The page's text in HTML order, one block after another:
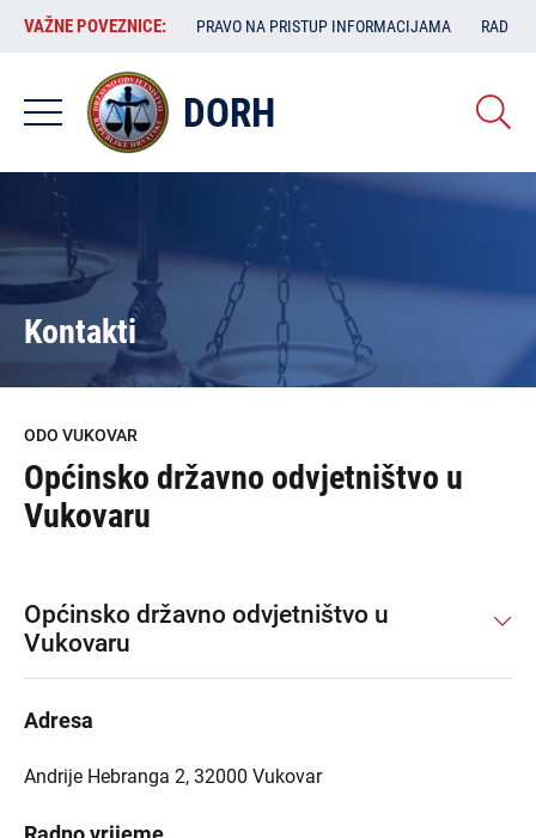
Skoči
sadržaj
VAŽNE
POVEZNICE:
VAŽNE POVEZNICE: PRAVO NA PRISTUP INFORMACIJAMA RAD
DORH
Kontakti
ODO VUKOVAR
Općinsko državno odvjetništvo u
Vukovaru
Općinsko državno odvjetništvo u
Vukovaru
Adresa
Andrije Hebranga 2, 32000 Vukovar